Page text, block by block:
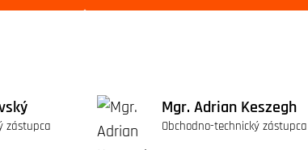
zástupca
Mgr. Adrian Keszegh
Obchodno-technický zástupca